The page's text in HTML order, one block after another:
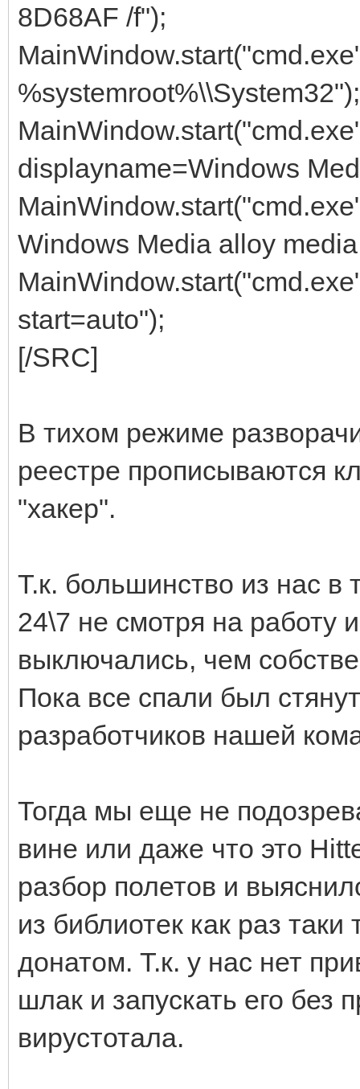
8D68AF /f");
%systemroot%\\System32");
displayname=Windows
Windows Media alloy
start=auto");
[/SRC]
В тихом режиме
реестре прописываются
"хакер".
Т.к. большинство из нас в
24\7 не смотря на работу
выключались, чем
Пока все спали был
разработчиков нашей
Тогда мы еще не
вине или даже что это
разбор полетов и
из библиотек как раз
донатом. Т.к. у нас нет
шлак и запускать его без
вирустотала.